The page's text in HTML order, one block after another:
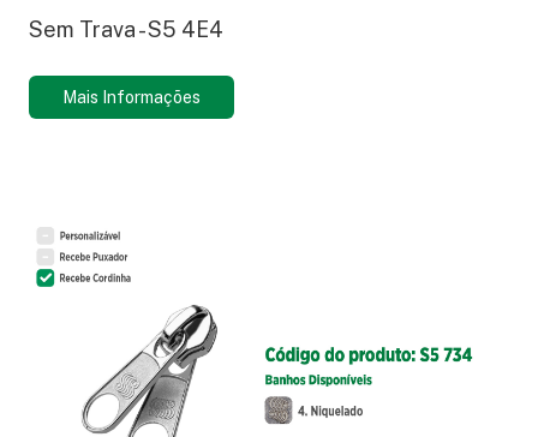
Sem Trava - S5 4E4
Mais Informações